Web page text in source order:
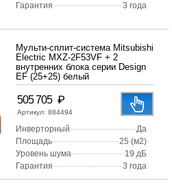
Гарантия
3 года
Мульти-сплит-система Mitsubishi
Electric MXZ-2F53VF + 2
внутренних блока серии Design
EF (25+25) белый
505 705 ₽
Артикул: 884494
Инверторный
Да
Площадь
25 (м2)
Уровень шума
19 дБ
Гарантия
3 года